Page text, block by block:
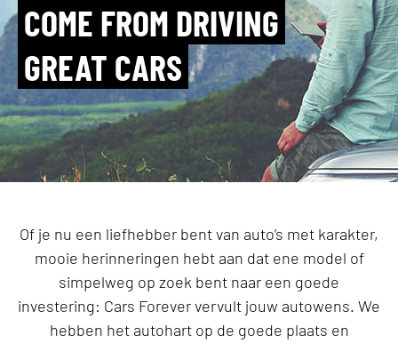
COME FROM DRIVING
GREAT CARS
Of je nu een liefhebber bent van auto’s met karakter,
mooie herinneringen hebt aan dat ene model of
simpelweg op zoek bent naar een goede
investering: Cars Forever vervult jouw autowens. We
hebben het autohart op de goede plaats en